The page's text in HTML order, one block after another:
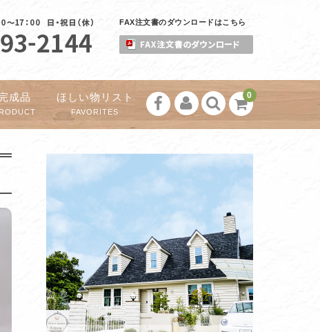
FAX注文書のダウンロードはこちら
0
成品 ほしい物リスト
FAVORITES